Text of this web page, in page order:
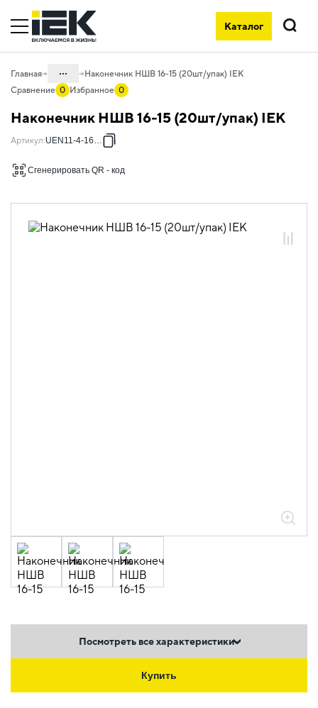
Каталог
Поиск
Главная ...
инструменты
08.01 Наконечники, гильзы,
08.01.01 Наконечники, клеммы и
08.01.01.05 Неизолированные
Наконечник НШВ 16-15 (20шт/упак) IEK
Сравнение 0 Избранное 0
Наконечник НШВ 16-15 (20шт/упак) IEK
Артикул:UEN11-4-16-15
Сгенерировать QR - код
Посмотреть все характеристики
Купить